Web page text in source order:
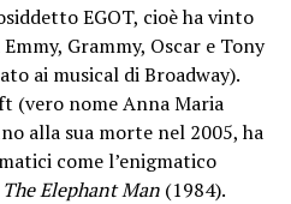
EGOT, cioè ha vinto
Grammy, Oscar e Tony
ai musical di Broadway).
(vero nome Anna Maria
alla sua morte nel 2005, ha
come l’enigmatico
The Elephant Man (1984).